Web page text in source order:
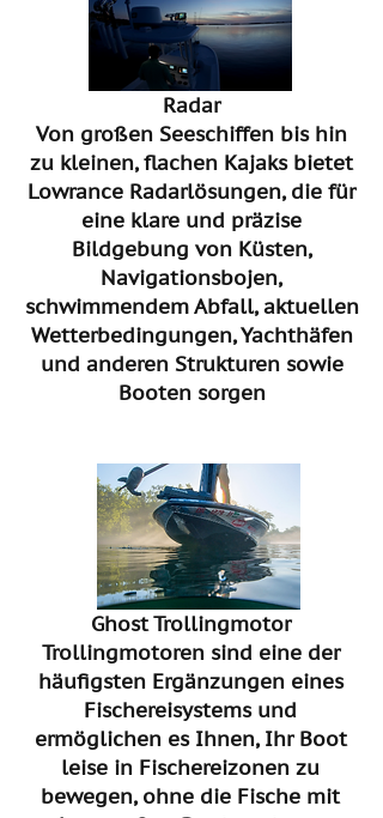
Radar
Von großen Seeschiffen bis hin
zu kleinen, flachen Kajaks bietet
Lowrance Radarlösungen, die für
eine klare und präzise
Bildgebung von Küsten,
Navigationsbojen,
schwimmendem Abfall, aktuellen
Wetterbedingungen, Yachthäfen
und anderen Strukturen sowie
Booten sorgen
Ghost Trollingmotor
Trollingmotoren sind eine der
häufigsten Ergänzungen eines
Fischereisystems und
ermöglichen es Ihnen, Ihr Boot
leise in Fischereizonen zu
bewegen, ohne die Fische mit